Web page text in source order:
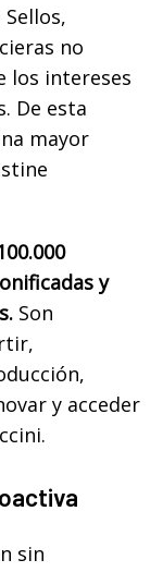
no
los intereses
De esta
mayor
y
Son
y acceder
sin